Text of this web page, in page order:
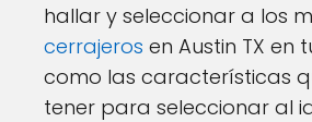
hallar y seleccionar a los
cerrajeros en Austin TX en
como las características
tener para seleccionar al